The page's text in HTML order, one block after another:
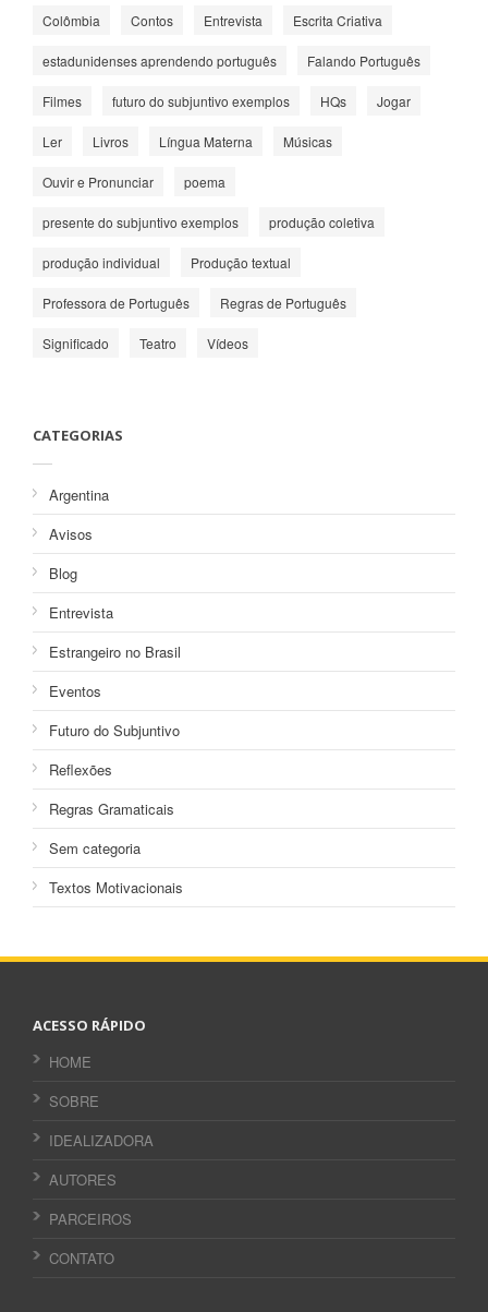
Colômbia Contos Entrevista Escrita Criativa
estadunidenses aprendendo português Falando Português
Filmes futuro do subjuntivo exemplos HQs Jogar
Ler Livros Língua Materna Músicas
Ouvir e Pronunciar poema
presente do subjuntivo exemplos produção coletiva
produção individual Produção textual
Professora de Português Regras de Português
Significado Teatro Vídeos
CATEGORIAS
Argentina
Avisos
Blog
Entrevista
Estrangeiro no Brasil
Eventos
Futuro do Subjuntivo
Reflexões
Regras Gramaticais
Sem categoria
Textos Motivacionais
ACESSO RÁPIDO
HOME
SOBRE
IDEALIZADORA
AUTORES
PARCEIROS
CONTATO